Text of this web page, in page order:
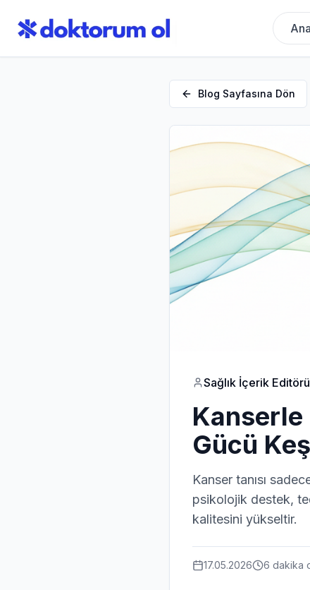
Blog Sayfasına Dön
Sağlık İçerik Editörü
Kanserle
Gücü
Kanser tanısı
psikolojik destek,
kalitesini yükseltir.
17.05.2026 6 dakika